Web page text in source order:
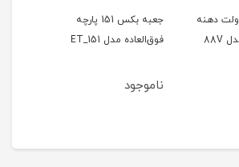
قیچی شارژی 88 ولت دهنه
جعبه بکس 151 پارچه
فوق‌العاده مدل ET_151
ناموجود